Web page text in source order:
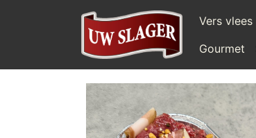
Vers vlees
Gourmet